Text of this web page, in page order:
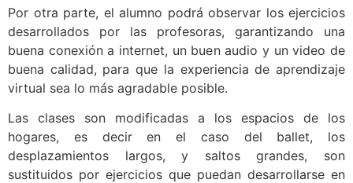
Por otra parte, el alumno podrá observar los ejercicios
desarrollados por las profesoras, garantizando una
buena conexión a internet, un buen audio y un video de
buena calidad, para que la experiencia de aprendizaje
virtual sea lo más agradable posible.
Las clases son modificadas a los espacios de los
hogares, es decir en el caso del ballet, los
desplazamientos largos, y saltos grandes, son
sustituidos por ejercicios que puedan desarrollarse en